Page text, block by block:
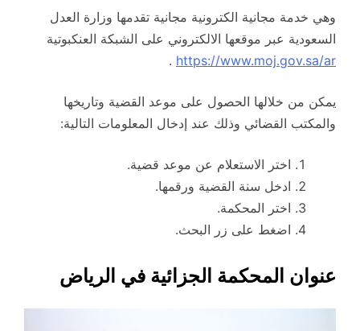
وهي خدمة مجانية الكترونية مجانية تقدمها وزارة العدل
السعودية عبر موقعها الالكتروني على الشبكة العنكبوتية
https://www.moj.gov.sa/ar
.
يمكن من خلالها الحصول على موعد القضية وتاريخها
والمكتب القضائي وذلك عند إدخال المعلومات التالية:
اختر الاستعلام عن موعد قضية.
ادخل سنة القضية ورقمها.
اختر المحكمة.
اضغط على زر البحث.
عنوان المحكمة الجزائية في الرياض